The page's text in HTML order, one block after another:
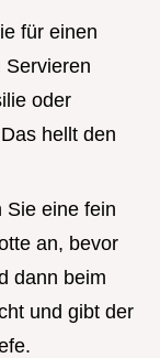
für einen
Servieren
oder
hellt den
Sie eine fein
an, bevor
dann beim
und gibt der